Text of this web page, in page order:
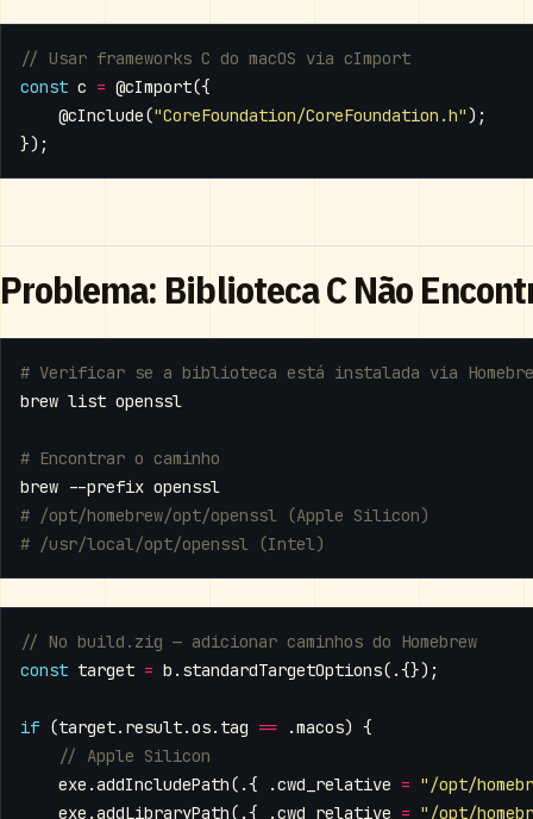
const c = @cImport({
@cInclude("CoreFoundation/CoreFoundation.h" );
});
Problema: Biblioteca C Não
# Verificar se a biblioteca está instalada via
# Encontrar o caminho
# /opt/homebrew/opt/openssl (Apple Silicon)
# /usr/local/opt/openssl (Intel)
const target = b . standardTargetOptions(.{});
if (target. result.os. tag == .macos) {
exe .addIncludePath(.{ .cwd_relative = "/opt/
exe .addLibraryPath(.{ .cwd_relative = "/opt/